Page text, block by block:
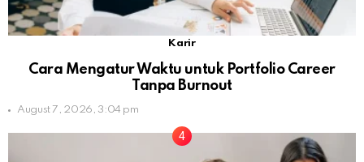
Karir
Cara Mengatur Waktu untuk Portfolio Career
Tanpa Burnout
August 7, 2026, 3:04 pm